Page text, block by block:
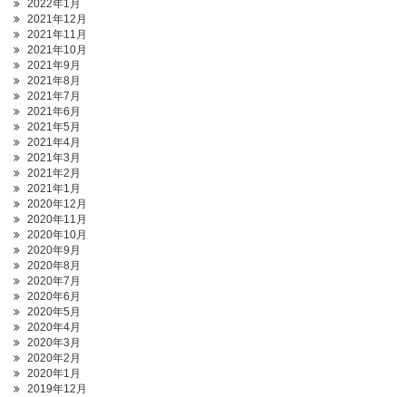
2022年1月
2021年12月
2021年11月
2021年10月
2021年9月
2021年8月
2021年7月
2021年6月
2021年5月
2021年4月
2021年3月
2021年2月
2021年1月
2020年12月
2020年11月
2020年10月
2020年9月
2020年8月
2020年7月
2020年6月
2020年5月
2020年4月
2020年3月
2020年2月
2020年1月
2019年12月